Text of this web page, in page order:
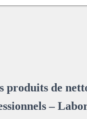
produits de
–